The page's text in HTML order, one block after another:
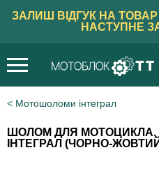
ЗАЛИШ ВІДГУК НА
НАСТУПНЕ
Мотошоломи інтеграл
ШОЛОМ ДЛЯ МОТОЦИКЛА,
ІНТЕГРАЛ (ЧОРНО-